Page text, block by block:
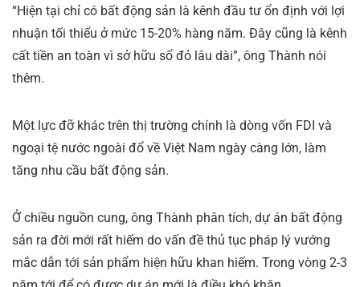
“Hiện tại chỉ có bất động sản là kênh đầu tư ổn định với lợi
nhuận tối thiểu ở mức 15-20% hàng năm. Đây cũng là kênh
cất tiền an toàn vì sở hữu sổ đỏ lâu dài”, ông Thành nói
thêm.
Một lực đỡ khác trên thị trường chính là dòng vốn FDI và
ngoại tệ nước ngoài đổ về Việt Nam ngày càng lớn, làm
tăng nhu cầu bất động sản.
Ở chiều nguồn cung, ông Thành phân tích, dự án bất động
sản ra đời mới rất hiếm do vấn đề thủ tục pháp lý vướng
mắc dẫn tới sản phẩm hiện hữu khan hiếm. Trong vòng 2-3